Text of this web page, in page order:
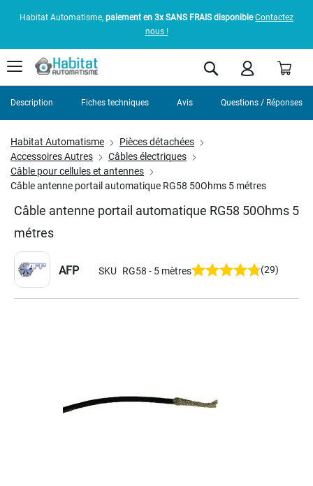
Habitat Automatisme, paiement en 3x SANS FRAIS disponible Contactez
nous !
Rechercher
Habitat Automatisme
Pièces détachées
Accessoires Autres
Câbles électriques
Câble pour cellules et antennes
Câble antenne portail automatique RG58 50Ohms 5 métres
Câble antenne portail automatique RG58 50Ohms 5
métres
AFP SKU RG58 - 5 mètres (29)
Description Fiches techniques Avis Questions / Réponses